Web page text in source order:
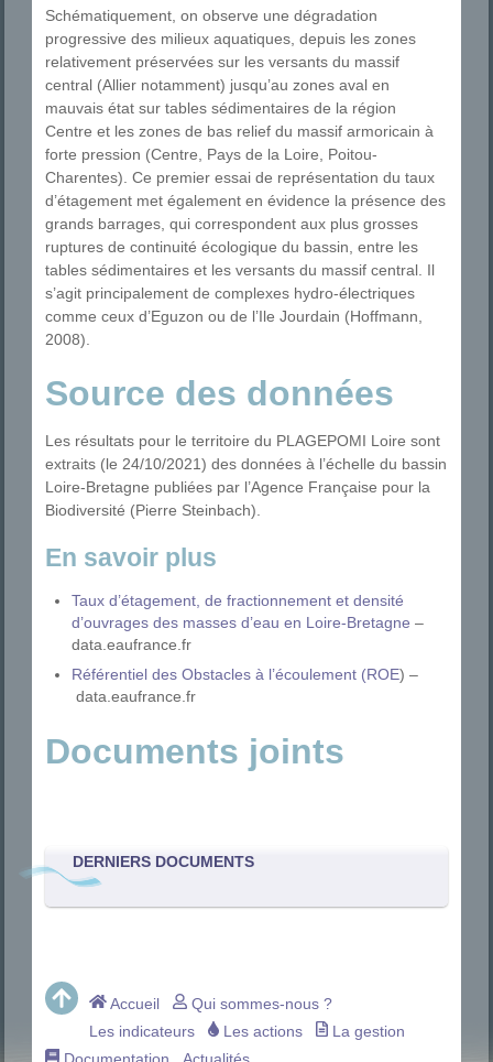
Schématiquement, on observe une dégradation
progressive des milieux aquatiques, depuis les zones
relativement préservées sur les versants du massif
central (Allier notamment) jusqu’au zones aval en
mauvais état sur tables sédimentaires de la région
Centre et les zones de bas relief du massif armoricain à
forte pression (Centre, Pays de la Loire, Poitou-
Charentes). Ce premier essai de représentation du taux
d’étagement met également en évidence la présence des
grands barrages, qui correspondent aux plus grosses
ruptures de continuité écologique du bassin, entre les
tables sédimentaires et les versants du massif central. Il
s’agit principalement de complexes hydro-électriques
comme ceux d’Eguzon ou de l’Ile Jourdain (Hoffmann,
2008).
Source des données
Les résultats pour le territoire du PLAGEPOMI Loire sont
extraits (le 24/10/2021) des données à l’échelle du bassin
Loire-Bretagne publiées par l’Agence Française pour la
Biodiversité (Pierre Steinbach).
En savoir plus
Taux d’étagement, de fractionnement et densité
d’ouvrages des masses d’eau en Loire-Bretagne –
data.eaufrance.fr
Référentiel des Obstacles à l’écoulement (ROE) –
data.eaufrance.fr
Documents joints
DERNIERS DOCUMENTS
Accueil
Qui sommes-nous ?
Les indicateurs
Les actions
La gestion